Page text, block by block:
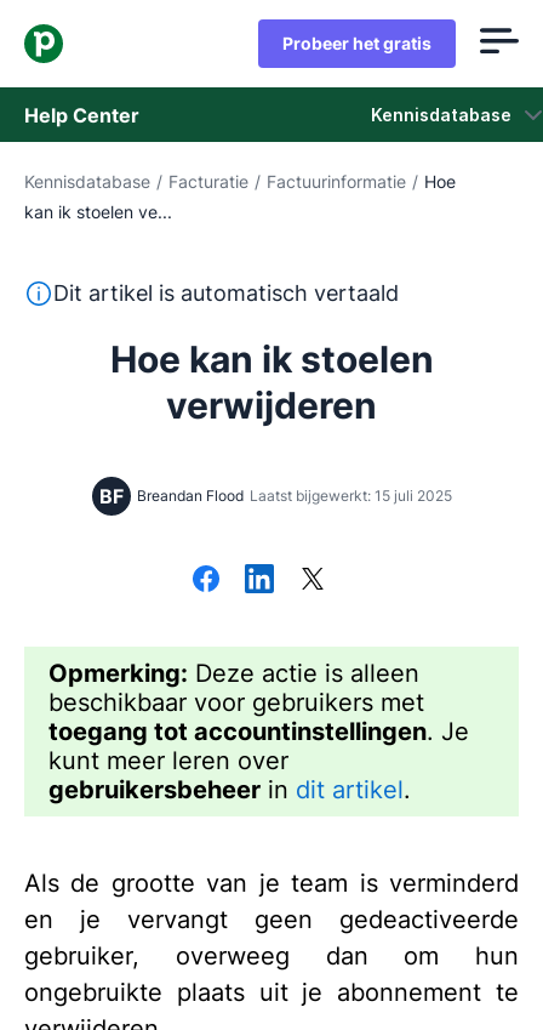
Probeer het gratis
Help Center Kennisdatabase
Kennisdatabase
Neem contact op met het ondersteuningsteam
Kennisdatabase / Facturatie / Factuurinformatie / Hoe
kan ik stoelen ve...
Deze tekst is automatisch vertaald uit het Engels,
Dit artikel is automatisch vertaald
Hoe kan ik stoelen
verwijderen
BF Breandan Flood Laatst bijgewerkt: 15 juli 2025
Opmerking: Deze actie is alleen
beschikbaar voor gebruikers met
toegang tot accountinstellingen. Je
kunt meer leren over
gebruikersbeheer in dit artikel.
Als de grootte van je team is verminderd
en je vervangt geen gedeactiveerde
gebruiker, overweeg dan om hun
ongebruikte plaats uit je abonnement te